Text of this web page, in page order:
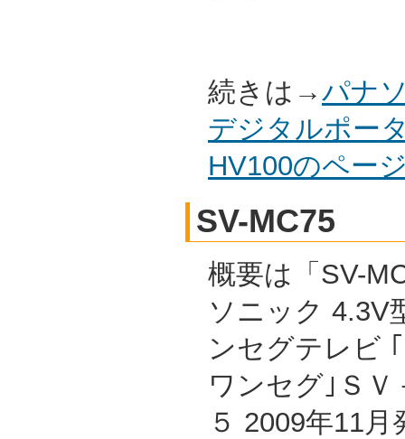
続きは→パナ
デジタルポー
HV100のペー
SV-MC75
概要は「SV-
ソニック 4.3V
ンセグテレビ
ワンセグ｣ＳＶ
５ 2009年11